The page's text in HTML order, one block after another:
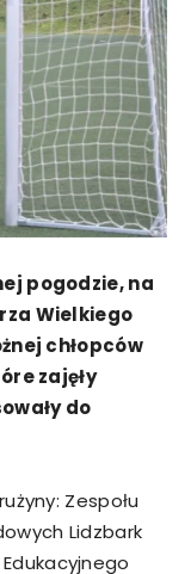
pogodzie, na
Wielkiego
chłopców
zajęły
do
Zespołu
Lidzbark